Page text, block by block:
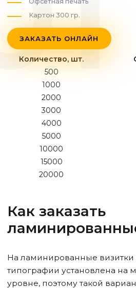
Картон 300 гр.
ЗАКАЗАТЬ ОНЛАЙН
Количество, шт.
500
1000
2000
3000
4000
5000
10000
15000
20000
Как заказать
На ламинированные
типографии установлена на
уровне, поэтому такой